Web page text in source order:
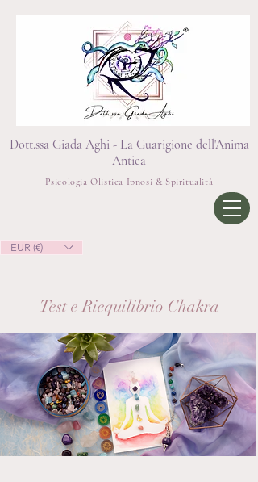
Dott.ssa Giada Aghi - La Guarigione dell'Anima
Antica
Psicologia Olistica Ipnosi & Spiritualità
EUR (€)
Test e Riequilibrio Chakra